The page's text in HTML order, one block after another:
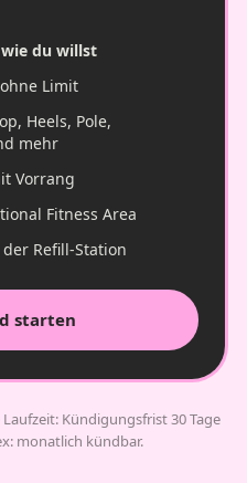
wie du willst
Limit
Heels, Pole,
mehr
Vorrang
Fitness Area
Refill-Station
starten
Kündigungsfrist 30 Tage
monatlich kündbar.